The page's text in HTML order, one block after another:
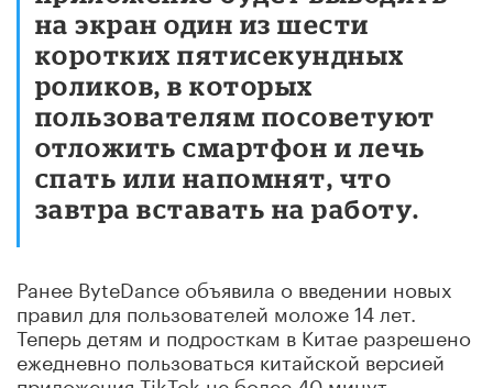
на экран один из шести
коротких пятисекундных
роликов, в которых
пользователям посоветуют
отложить смартфон и лечь
спать или напомнят, что
завтра вставать на работу.
Ранее ByteDance объявила о введении новых
правил для пользователей моложе 14 лет.
Теперь детям и подросткам в Китае разрешено
ежедневно пользоваться китайской версией